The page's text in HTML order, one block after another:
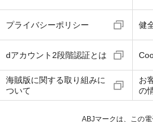
プライバシーポリシー 健
dアカウント2段階認証とは
海賊版に関する取り組みに
ついて
お
の
ABJマークは、この